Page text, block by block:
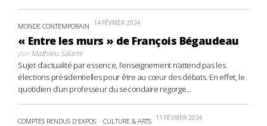
MONDE CONTEMPORAIN 14 FÉVRIER 2024
« Entre les murs » de François Bégaudeau
parMathieu Salami
Sujet d’actualité par essence, l’enseignement n’attend pas les
élections présidentielles pour être au cœur des débats. En effet, le
quotidien d’un professeur du secondaire regorge...
COMPTES RENDUS D'EXPOS CULTURE & ARTS 11 FÉVRIER 2024